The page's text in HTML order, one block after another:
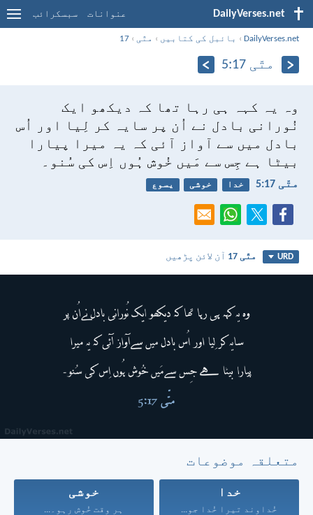
DailyVerses.net عنوانات سبسکرائب
DailyVerses.net
› بائبل کی کتابیں › متّی ›
17
متّی 17:‏5
وہ یہ کہہ ہی رہا تھا کہ دیکھو ایک
نُورانی بادل نے اُن پر سایہ کر لِیا اور اُس
بادل میں سے آواز آئی کہ یہ میرا پیارا
بیٹا ہے جِس سے مَیں خُوش ہُوں اِس کی سُنو۔
متّی 17:‏5 خدا خوشی یسوع
URD متّی 17 آن لائن پڑھیں
متعلقہ موضوعات
خدا
خُداوند تیرا خُدا جو...
خوشی
ہر وقت خُوش رہو۔...